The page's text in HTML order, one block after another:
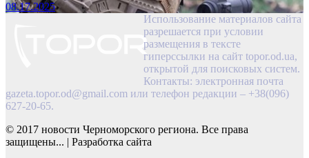
08.17.2025
Использование материалов сайта
разрешается при условии
размещения в тексте
гиперссылки на сайт topor.od.ua,
открытой для поисковых систем.
Контакты: электронная почта
gazeta.topor.od@gmail.com или телефон редакции – +38(096)
627-20-65.
© 2017 новости Черноморского региона. Все права
защищены... | Разработка сайта